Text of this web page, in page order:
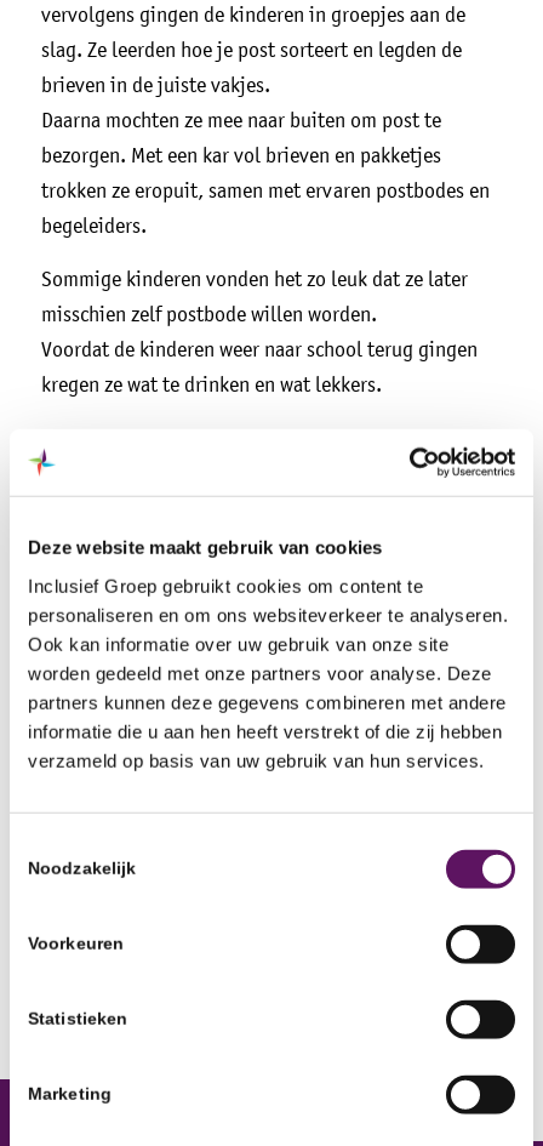
Deze website maakt gebruik van cookies
Inclusief Groep gebruikt cookies om content te
personaliseren en om ons websiteverkeer te analyseren.
Ook kan informatie over uw gebruik van onze site
worden gedeeld met onze partners voor analyse. Deze
partners kunnen deze gegevens combineren met andere
informatie die u aan hen heeft verstrekt of die zij hebben
verzameld op basis van uw gebruik van hun services.
Noodzakelijk
Voorkeuren
Statistieken
Marketing
vervolgens gingen de kinderen in groepjes aan de
slag. Ze leerden hoe je post sorteert en legden de
brieven in de juiste vakjes.
Daarna mochten ze mee naar buiten om post te
bezorgen. Met een kar vol brieven en pakketjes
trokken ze eropuit, samen met ervaren postbodes en
begeleiders.
Sommige kinderen vonden het zo leuk dat ze later
misschien zelf postbode willen worden.
Voordat de kinderen weer naar school terug gingen
kregen ze wat te drinken en wat lekkers.
iedereen!